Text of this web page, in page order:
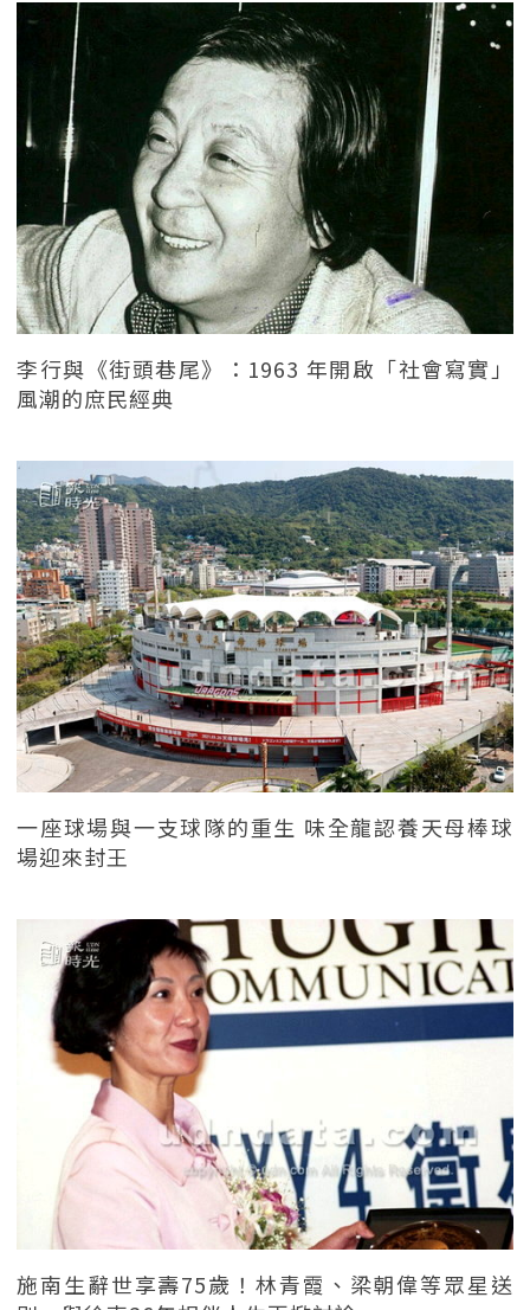
李行與《街頭巷尾》：1963 年開啟「社會寫實」
風潮的庶民經典
一座球場與一支球隊的重生 味全龍認養天母棒球
場迎來封王
施南生辭世享壽75歲！林青霞、梁朝偉等眾星送